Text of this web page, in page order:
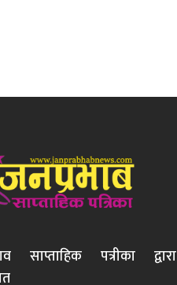
साप्ताहिक पत्रीका द्वारा